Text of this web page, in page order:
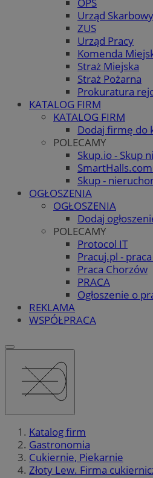
Urząd Skarbowy
ZUS
Urząd Pracy
Komenda
Straż Miejska
Straż Pożarna
Prokuratura
KATALOG FIRM
KATALOG FIRM
Dodaj firmę do
POLECAMY
Skup.io - Skup
Skup -
OGŁOSZENIA
OGŁOSZENIA
Dodaj
POLECAMY
Protocol IT
Pracuj.pl -
Praca Chorzów
PRACA
Ogłoszenie o
REKLAMA
WSPÓŁPRACA
Katalog firm
Gastronomia
Cukiernie, Piekarnie
Złoty Lew. Firma